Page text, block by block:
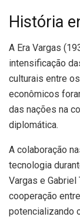
História
A Era Vargas
intensificação
culturais entre
econômicos
das nações na
diplomática.
A colaboração
tecnologia
Vargas e
cooperação
potencializando